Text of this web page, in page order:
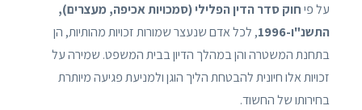
על פיחוק סדר הדין הפלילי (סמכויות אכיפה, מעצרים),
התשנ"ו-1996
, לכל אדם שנעצר שמורות זכויות מהותיות, הן
בתחנת המשטרה והן במהלך הדיון בבית המשפט. שמירה על
זכויות אלו חיונית להבטחת הליך הוגן ולמניעת פגיעה מיותרת
בחירותו של החשוד.